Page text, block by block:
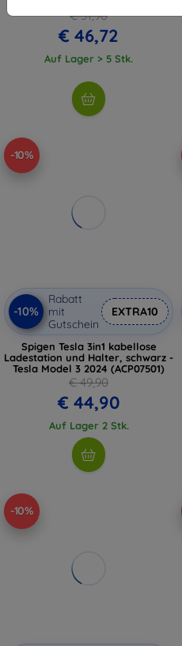
€ 51,90
€ 46,72
Auf Lager > 5 Stk.
-10%
-10%
Rabatt
mit
Gutschein
EXTRA10
Spigen Tesla 3in1 kabellose
Ladestation und Halter, schwarz -
Tesla Model 3 2024 (ACP07501)
€ 49,90
€ 44,90
Auf Lager 2 Stk.
-10%